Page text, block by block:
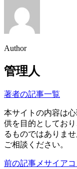
Author
管理人
著者の記事一覧
本サイトの内容は
供を目的としてお
るものではありま
ご相談ください。
前の記事 メサイア